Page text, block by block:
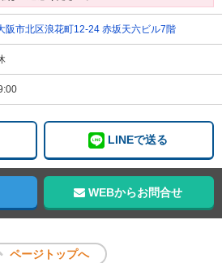
阪市北区浪花町12-24 赤坂天六ビル7階
LINEで送る
WEBからお問合せ
ページトップへ